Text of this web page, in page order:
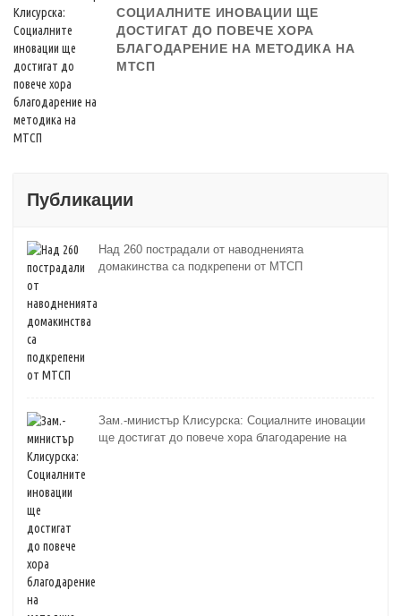
СОЦИАЛНИТЕ ИНОВАЦИИ ЩЕ
ДОСТИГАТ ДО ПОВЕЧЕ ХОРА
БЛАГОДАРЕНИЕ НА МЕТОДИКА НА
МТСП
Публикации
Над 260 пострадали от наводненията
домакинства са подкрепени от МТСП
Зам.-министър Клисурска: Социалните иновации
ще достигат до повече хора благодарение на